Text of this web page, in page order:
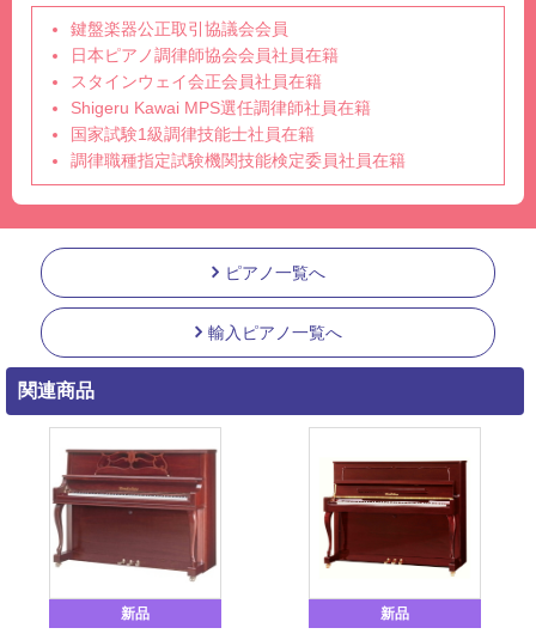
鍵盤楽器公正取引協議会会員
日本ピアノ調律師協会会員社員在籍
スタインウェイ会正会員社員在籍
Shigeru Kawai MPS選任調律師社員在籍
国家試験1級調律技能士社員在籍
調律職種指定試験機関技能検定委員社員在籍
ピアノ一覧へ
輸入ピアノ一覧へ
関連商品
新品 新品